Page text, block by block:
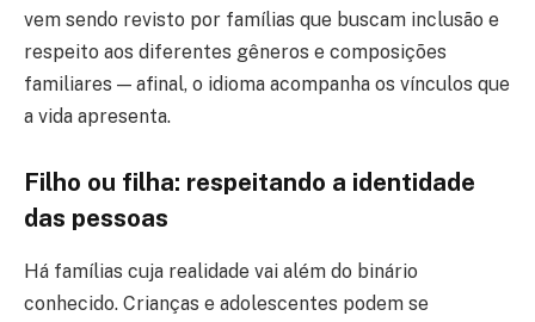
vem sendo revisto por famílias que buscam inclusão e
respeito aos diferentes gêneros e composições
familiares — afinal, o idioma acompanha os vínculos que
a vida apresenta.
Filho ou filha: respeitando a identidade
das pessoas
Há famílias cuja realidade vai além do binário
conhecido. Crianças e adolescentes podem se